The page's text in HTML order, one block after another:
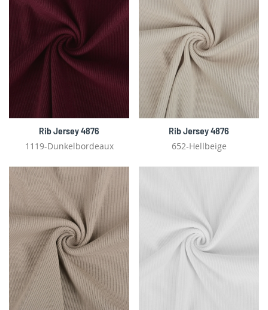
Rib Jersey 4876
1119-Dunkelbordeaux
Rib Jersey 4876
652-Hellbeige